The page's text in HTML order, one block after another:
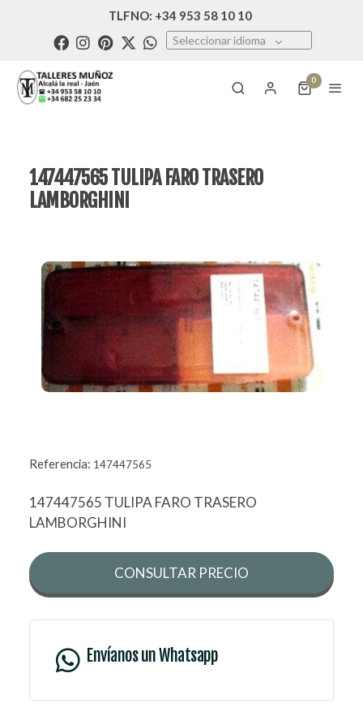
TLFNO: +34 953 58 10 10
Seleccionar idioma
0
147447565 TULIPA FARO TRASERO
LAMBORGHINI
Referencia: 147447565
147447565 TULIPA FARO TRASERO
LAMBORGHINI
CONSULTAR PRECIO
Envíanos un Whatsapp